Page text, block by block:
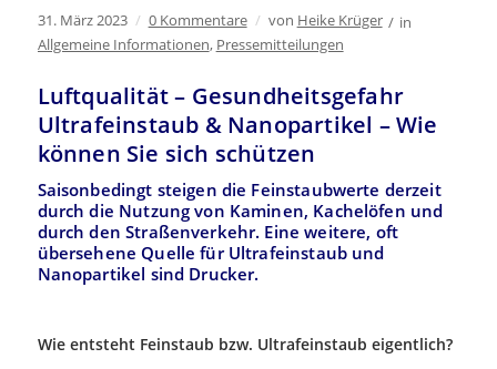
31. März 2023 / 0 Kommentare / von Heike Krüger / in
Allgemeine Informationen, Pressemitteilungen
Luftqualität – Gesundheitsgefahr
Ultrafeinstaub & Nanopartikel – Wie
können Sie sich schützen
Saisonbedingt steigen die Feinstaubwerte derzeit
durch die Nutzung von Kaminen, Kachelöfen und
durch den Straßenverkehr. Eine weitere, oft
übersehene Quelle für Ultrafeinstaub und
Nanopartikel sind Drucker.
Wie entsteht Feinstaub bzw. Ultrafeinstaub eigentlich?